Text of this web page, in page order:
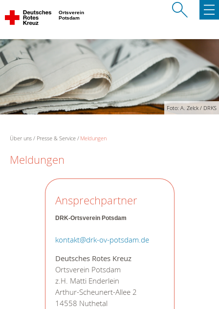
Ortsverein
Potsdam
Foto: A. Zelck / DRKS
Über uns Presse & Service Meldungen
Meldungen
Ansprechpartner
DRK-Ortsverein Potsdam
kontakt@drk-ov-potsdam.de
Deutsches Rotes Kreuz
Ortsverein Potsdam
z.H. Matti Enderlein
Arthur-Scheunert-Allee 2
14558 Nuthetal